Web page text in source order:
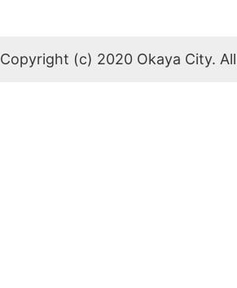
Copyright (c) 2020 Okaya City.